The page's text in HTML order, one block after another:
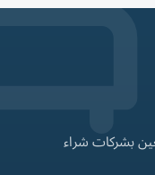
بشركات شراء